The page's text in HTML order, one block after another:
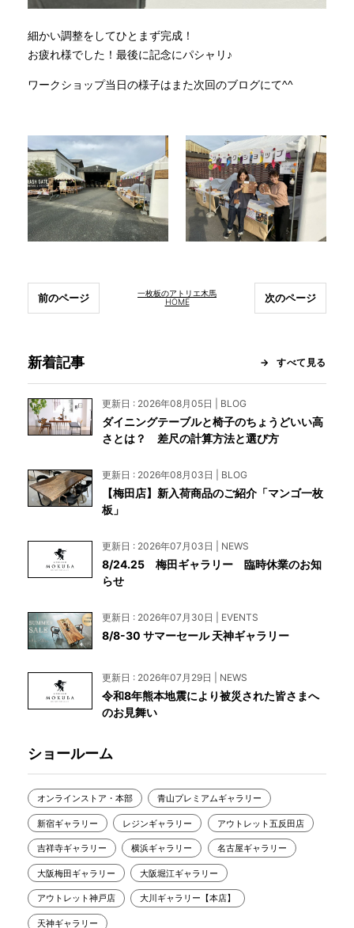
細かい調整をしてひとまず完成！
お疲れ様でした！最後に記念にパシャリ♪
ワークショップ当日の様子はまた次回のブログにて^^
一枚板のアトリエ木馬
HOME
前のページ 次のページ
新着記事 すべて見る
更新日 : 2026年08月05日 | BLOG
ダイニングテーブルと椅子のちょうどいい高
さとは？ 差尺の計算方法と選び方
更新日 : 2026年08月03日 | BLOG
【梅田店】新入荷商品のご紹介「マンゴ一枚
板」
更新日 : 2026年07月03日 | NEWS
8/24.25 梅田ギャラリー 臨時休業のお知
らせ
更新日 : 2026年07月30日 | EVENTS
8/8-30 サマーセール 天神ギャラリー
更新日 : 2026年07月29日 | NEWS
令和8年熊本地震により被災された皆さまへ
のお見舞い
ショールーム
オンラインストア・本部 青山プレミアムギャラリー
新宿ギャラリー レジンギャラリー アウトレット五反田店
吉祥寺ギャラリー 横浜ギャラリー 名古屋ギャラリー
大阪梅田ギャラリー 大阪堀江ギャラリー
アウトレット神戸店 大川ギャラリー【本店】
天神ギャラリー